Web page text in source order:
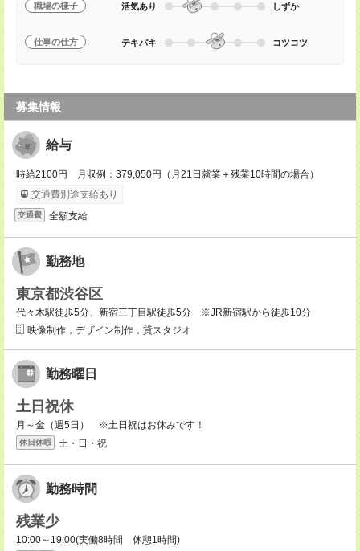
職場の様子 活気あり しずか
仕事の仕方 テキパキ コツコツ
募集情報
給与
時給2100円 月収例：379,050円（月21日就業＋残業10時間の場合）
交通費別途支給あり
交通費 全額支給
勤務地
東京都渋谷区
代々木駅徒歩5分、新宿三丁目駅徒歩5分 ※JR新宿駅から徒歩10分
映像制作，デザイン制作，貸スタジオ
勤務曜日
土日祝休
月～金（週5日） ※土日祝はお休みです！
休日休暇 土・日・祝
勤務時間
残業少
10:00～19:00(実働8時間 休憩1時間)